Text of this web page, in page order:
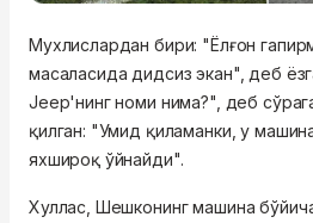
Мухлислардан бири: "Ёлғон
масаласида дидсиз экан", деб
Jeep'нинг номи нима?", деб
қилган: "Умид қиламанки, у
яхшироқ ўйнайди".
Хуллас, Шешконинг машина